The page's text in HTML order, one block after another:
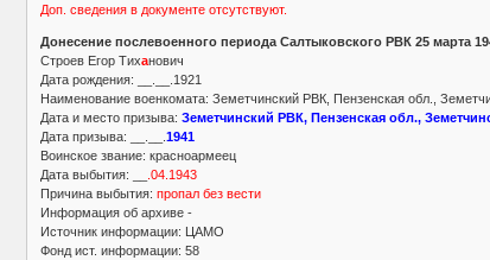
Доп. сведения в документе отсутствуют.
Донесение послевоенного периода Салтыковского РВК 25 марта
Строев Егор Тиханович
Дата рождения: __.__.1921
Наименование военкомата: Земетчинский РВК, Пензенская обл.,
Дата и место призыва: Земетчинский РВК, Пензенская обл.,
Дата призыва: __.__. 1941
Воинское звание: красноармеец
Дата выбытия: __
.04.1943
Причина выбытия: пропал без вести
Информация об архиве -
Источник информации: ЦАМО
Фонд ист. информации: 58